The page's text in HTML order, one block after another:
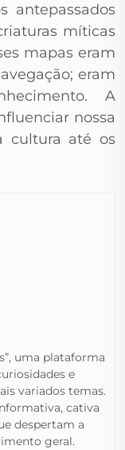
antepassados
míticas
mapas eram
eram
A
nossa
cultura até os
uma plataforma
e
variados temas.
cativa
despertam a
geral.​